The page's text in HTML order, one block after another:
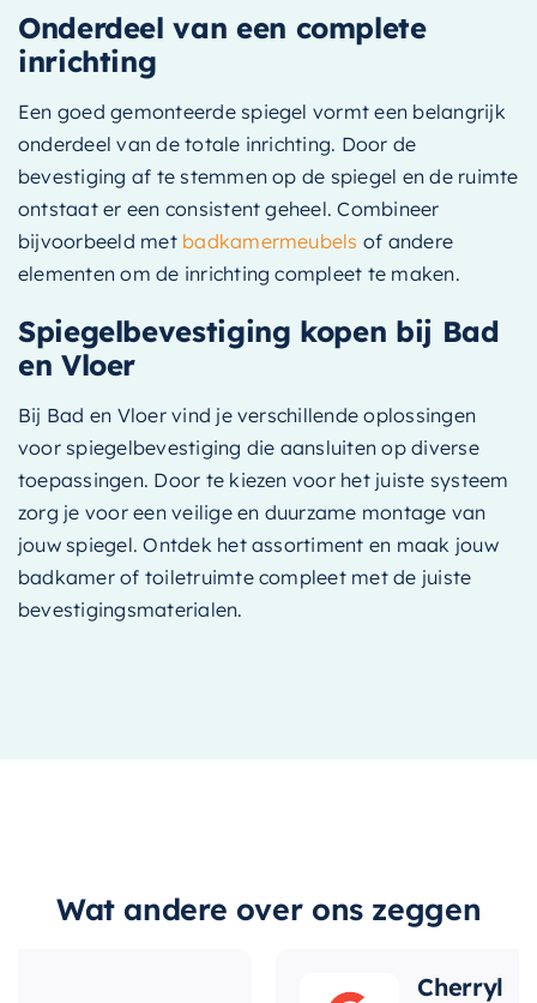
Onderdeel van een complete
inrichting
Een goed gemonteerde spiegel vormt een belangrijk
onderdeel van de totale inrichting. Door de
bevestiging af te stemmen op de spiegel en de ruimte
ontstaat er een consistent geheel. Combineer
bijvoorbeeld met badkamermeubels of andere
elementen om de inrichting compleet te maken.
Spiegelbevestiging kopen bij Bad
en Vloer
Bij Bad en Vloer vind je verschillende oplossingen
voor spiegelbevestiging die aansluiten op diverse
toepassingen. Door te kiezen voor het juiste systeem
zorg je voor een veilige en duurzame montage van
jouw spiegel. Ontdek het assortiment en maak jouw
badkamer of toiletruimte compleet met de juiste
bevestigingsmaterialen.
Wat andere over ons zeggen
Cherryl